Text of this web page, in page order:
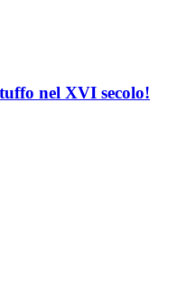
nel XVI secolo!